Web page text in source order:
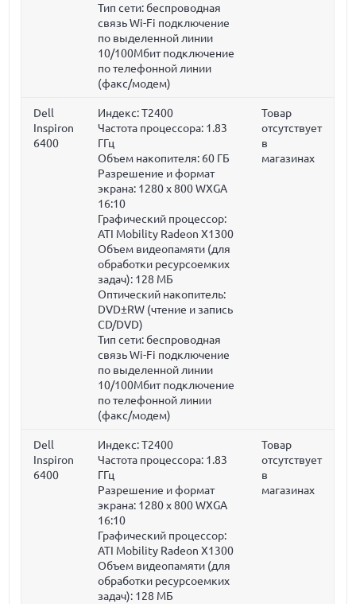
Тип сети: беспроводная
связь Wi-Fi подключение
по выделенной линии
10/100Мбит подключение
по телефонной линии
(факс/модем)
Dell
Inspiron
6400
Индекс: T2400
Частота процессора: 1.83
ГГц
Объем накопителя: 60 ГБ
Разрешение и формат
экрана: 1280 x 800 WXGA
16:10
Графический процессор:
ATI Mobility Radeon X1300
Объем видеопамяти (для
обработки ресурсоемких
задач): 128 МБ
Оптический накопитель:
DVD±RW (чтение и запись
CD/DVD)
Тип сети: беспроводная
связь Wi-Fi подключение
по выделенной линии
10/100Мбит подключение
по телефонной линии
(факс/модем)
Товар
отсутствует
в
магазинах
Dell
Inspiron
6400
Индекс: T2400
Частота процессора: 1.83
ГГц
Разрешение и формат
экрана: 1280 x 800 WXGA
16:10
Графический процессор:
ATI Mobility Radeon X1300
Объем видеопамяти (для
обработки ресурсоемких
задач): 128 МБ
Товар
отсутствует
в
магазинах